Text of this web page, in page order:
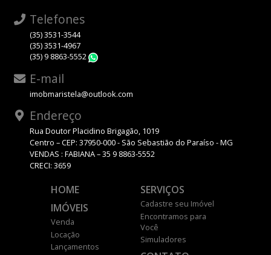
Telefones
(35) 3531-3544
(35) 3531-4967
(35) 9 8863-5552
E-mail
imobmaristela@outlook.com
Endereço
Rua Doutor Placidino Brigagão, 1019
Centro – CEP: 37950-000 - São Sebastião do Paraíso - MG
VENDAS : FABIANA – 35 9 8863-5552
CRECI: 3659
HOME
IMÓVEIS
Venda
Locação
Lançamentos
SERVIÇOS
Cadastre seu Imóvel
Encontramos para
Você
Simuladores